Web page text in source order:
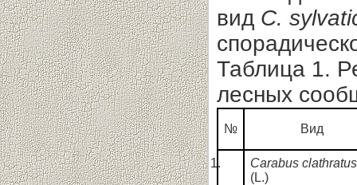
вид C.
Таблица 1.
лесных
№ Вид
Carabus clathratus
(L.)